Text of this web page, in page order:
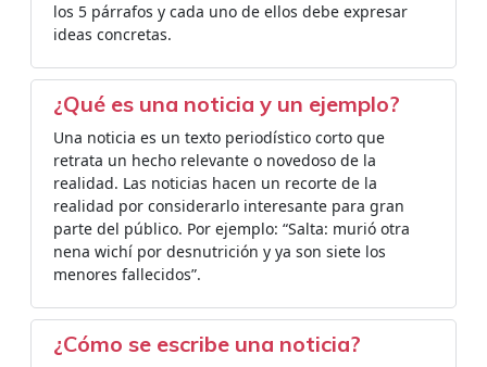
los 5 párrafos y cada uno de ellos debe expresar
ideas concretas.
¿Qué es una noticia y un ejemplo?
Una noticia es un texto periodístico corto que
retrata un hecho relevante o novedoso de la
realidad. Las noticias hacen un recorte de la
realidad por considerarlo interesante para gran
parte del público. Por ejemplo: “Salta: murió otra
nena wichí por desnutrición y ya son siete los
menores fallecidos”.
¿Cómo se escribe una noticia?